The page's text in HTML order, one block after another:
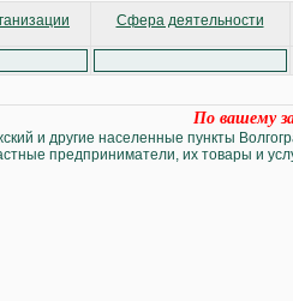
Сфера деятельности
По вашему
и другие населенные пункты
предприниматели, их товары и